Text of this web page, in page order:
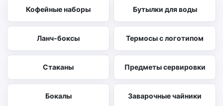
Кофейные наборы Бутылки для воды
Ланч-боксы Термосы с логотипом
Стаканы Предметы сервировки
Бокалы Заварочные чайники